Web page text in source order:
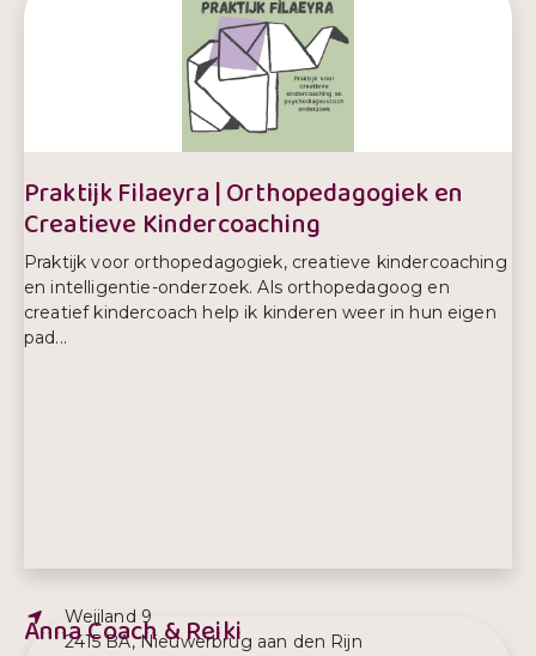
info@paardenwagencoaching.nl
Telefoonnummer:
Praktijk Filaeyra | Orthopedagogiek en
Creatieve Kindercoaching
Praktijk voor orthopedagogiek, creatieve kindercoaching
en intelligentie-onderzoek. Als orthopedagoog en
creatief kindercoach help ik kinderen weer in hun eigen
pad...
Adres:
Weijland 9
2415 BA, Nieuwerbrug aan den Rijn
Anna Coach & Reiki